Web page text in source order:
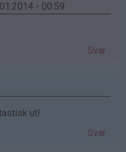
- 00:59
Svar
ut!
Svar